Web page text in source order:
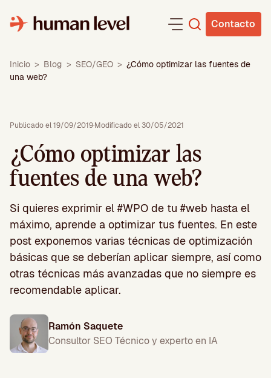
contenido
Contacto
Inicio > Blog > SEO/GEO > ¿Cómo optimizar las fuentes de
una web?
Publicado el 19/09/2019·Modificado el 30/05/2021
¿Cómo optimizar las
fuentes de una web?
Si quieres exprimir el #WPO de tu #web hasta el
máximo, aprende a optimizar tus fuentes. En este
post exponemos varias técnicas de optimización
básicas que se deberían aplicar siempre, así como
otras técnicas más avanzadas que no siempre es
recomendable aplicar.
Ramón Saquete
Consultor SEO Técnico y experto en IA